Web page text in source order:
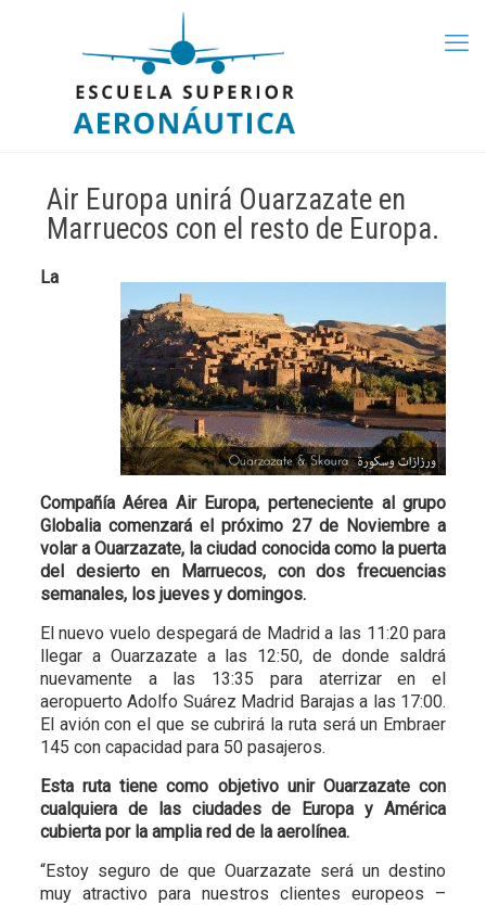
Air Europa unirá Ouarzazate en
Marruecos con el resto de Europa.
La
Compañía Aérea Air Europa, perteneciente al grupo
Globalia comenzará el próximo 27 de Noviembre a
volar a Ouarzazate, la ciudad conocida como la puerta
del desierto en Marruecos, con dos frecuencias
semanales, los jueves y domingos.
El nuevo vuelo despegará de Madrid a las 11:20 para
llegar a Ouarzazate a las 12:50, de donde saldrá
nuevamente a las 13:35 para aterrizar en el
aeropuerto Adolfo Suárez Madrid Barajas a las 17:00.
El avión con el que se cubrirá la ruta será un Embraer
145 con capacidad para 50 pasajeros.
Esta ruta tiene como objetivo unir Ouarzazate con
cualquiera de las ciudades de Europa y América
cubierta por la amplia red de la aerolínea.
“Estoy seguro de que Ouarzazate será un destino
muy atractivo para nuestros clientes europeos –